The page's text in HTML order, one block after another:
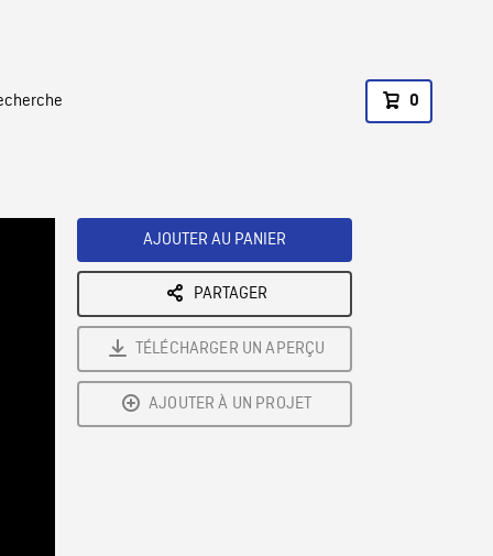
0
AJOUTER AU PANIER
PARTAGER
TÉLÉCHARGER UN APERÇU
AJOUTER À UN PROJET